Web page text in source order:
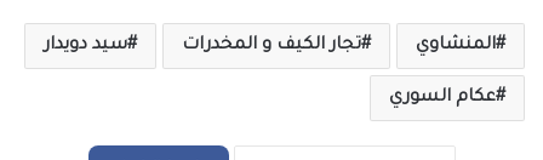
المنشاوي تجار الكيف و المخدرات سيد دويدار
عكام السوري